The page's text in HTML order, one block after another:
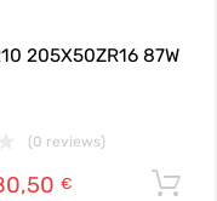
205X50ZR16 87W
(0 reviews)
€